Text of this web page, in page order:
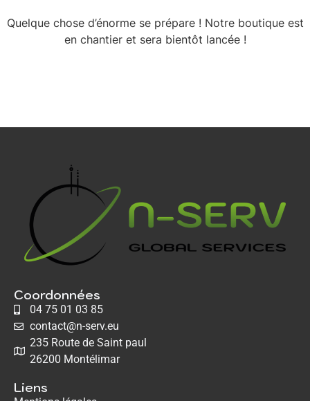
Quelque chose d’énorme se prépare ! Notre boutique est
en chantier et sera bientôt lancée !
Coordonnées
04 75 01 03 85
contact@n-serv.eu
235 Route de Saint paul
26200 Montélimar
Liens